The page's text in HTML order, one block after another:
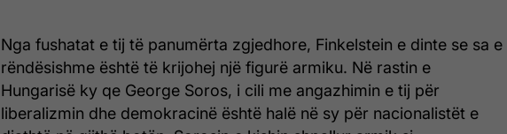
Nga fushatat e tij të panumërta zgjedhore, Finkelstein e dinte se sa e
rëndësishme është të krijohej një figurë armiku. Në rastin e
Hungarisë ky qe George Soros, i cili me angazhimin e tij për
liberalizmin dhe demokracinë është halë në sy për nacionalistët e